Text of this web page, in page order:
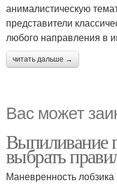
анималистическую
представители
любого направления в
читать дальше →
Вас может
Выпиливание
выбрать
Маневренность лобзика